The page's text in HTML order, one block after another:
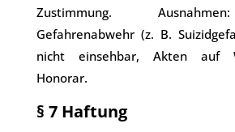
Zustimmung.
Gefahrenabwehr (z. B.
nicht einsehbar, Akten auf
Honorar.
§ 7 Haftung